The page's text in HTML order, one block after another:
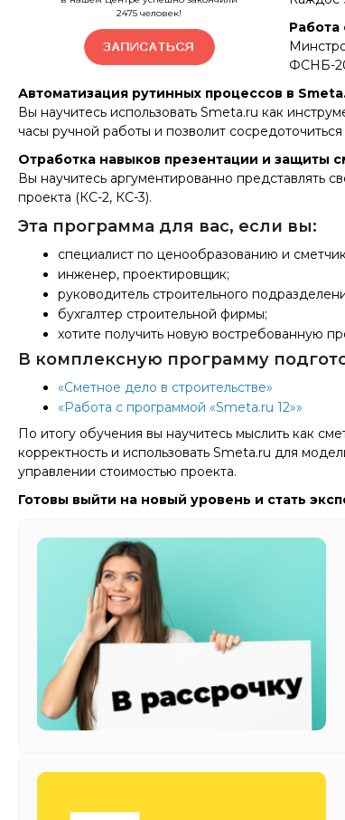
2475 человек!
ФСНБ-
Автоматизация рутинных процессов в
Вы научитесь использовать Smeta.ru как
часы ручной работы и позволит сосредоточиться
Отработка навыков презентации и защиты
Вы научитесь аргументированно представлять
проекта (КС-2, КС-3).
Эта программа для вас, если вы:
специалист по ценообразованию и
инженер, проектировщик;
руководитель строительного
бухгалтер строительной фирмы;
хотите получить новую востребованную
В комплексную программу
«Сметное дело в строительстве»
«Работа с программой «Smeta.ru 12»»
По итогу обучения вы научитесь мыслить как
корректность и использовать Smeta.ru для
управлении стоимостью проекта.
Готовы выйти на новый уровень и стать